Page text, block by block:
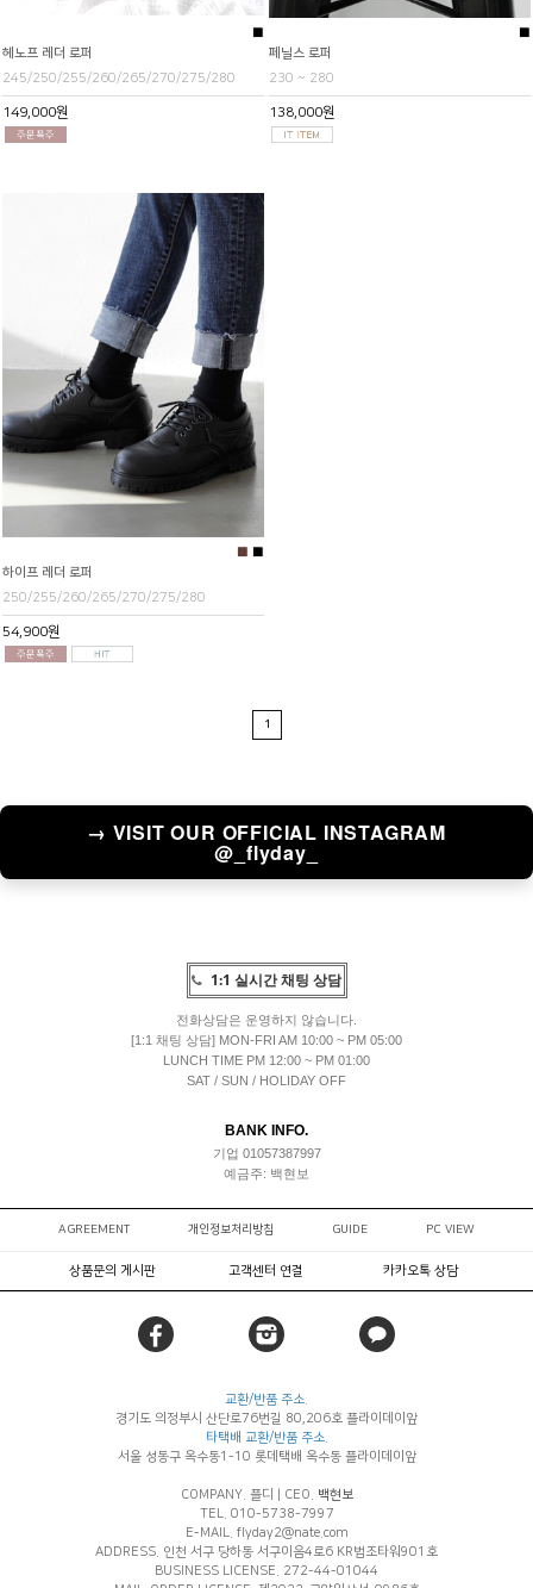
■
헤노프 레더 로퍼
245/250/255/260/265/270/275/280
149,000원
■
페닐스 로퍼
230 ~ 280
138,000원
■ ■
하이프 레더 로퍼
250/255/260/265/270/275/280
54,900원
1
→ VISIT OUR OFFICIAL INSTAGRAM
@_flyday_
1:1 실시간 채팅 상담
전화상담은 운영하지 않습니다.
[1:1 채팅 상담] MON-FRI AM 10:00 ~ PM 05:00
LUNCH TIME PM 12:00 ~ PM 01:00
SAT / SUN / HOLIDAY OFF
BANK INFO.
기업 01057387997
예금주: 백현보
AGREEMENT 개인정보처리방침 GUIDE PC VIEW
상품문의 게시판 고객센터 연결 카카오톡 상담
교환/반품 주소.
경기도 의정부시 산단로76번길 80,206호 플라이데이앞
타택배 교환/반품 주소.
서울 성동구 옥수동1-10 롯데택배 옥수동 플라이데이앞
COMPANY. 플디 CEO.
백현보
TEL. 010-5738-7997
E-MAIL. flyday2@nate.com
ADDRESS. 인천 서구 당하동 서구이음4로6 KR법조타워901호
BUSINESS LICENSE. 272-44-01044